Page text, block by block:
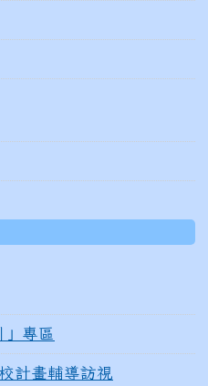
專區
計畫輔導訪視